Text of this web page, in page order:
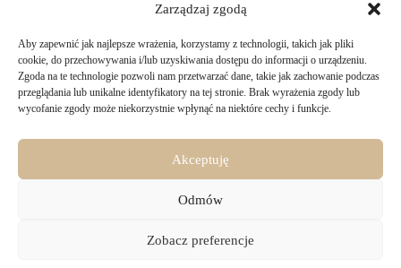
Zarządzaj zgodą
Aby zapewnić jak najlepsze wrażenia, korzystamy z technologii, takich jak pliki
cookie, do przechowywania i/lub uzyskiwania dostępu do informacji o urządzeniu.
Zgoda na te technologie pozwoli nam przetwarzać dane, takie jak zachowanie podczas
przeglądania lub unikalne identyfikatory na tej stronie. Brak wyrażenia zgody lub
wycofanie zgody może niekorzystnie wpłynąć na niektóre cechy i funkcje.
Akceptuję
Odmów
Zobacz preferencje
TWOJE ZAKUPY
Logowanie i rejestracja
Jak złożyć zamówienie
Formy płatności
14 dni na zwrot zakupów
INFORMACJE PRAWNE
Regulamin sklepu
Materiały do pobrania
KONTAKT
biuro@majru.comCopyright © 2026 - Majru